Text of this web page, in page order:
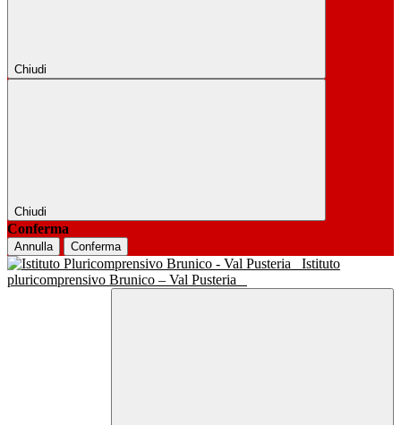
Chiudi
Chiudi
Conferma
Annulla Conferma
Istituto
pluricomprensivo Brunico – Val Pusteria